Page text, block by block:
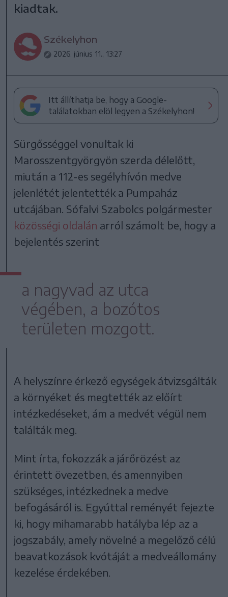
kiadtak.
Székelyhon
2026. június 11., 13:27
Itt állíthatja be, hogy a Google-
találatokban elöl legyen a Székelyhon!
Sürgősséggel vonultak ki
Marosszentgyörgyön szerda délelőtt,
miután a 112-es segélyhívón medve
jelenlétét jelentették a Pumpaház
utcájában. Sófalvi Szabolcs polgármester
közösségi oldalán arról számolt be, hogy a
bejelentés szerint
a nagyvad az utca
végében, a bozótos
területen mozgott.
A helyszínre érkező egységek átvizsgálták
a környéket és megtették az előírt
intézkedéseket, ám a medvét végül nem
találták meg.
Mint írta, fokozzák a járőrözést az
érintett övezetben, és amennyiben
szükséges, intézkednek a medve
befogásáról is. Egyúttal reményét fejezte
ki, hogy mihamarabb hatályba lép az a
jogszabály, amely növelné a megelőző célú
beavatkozások kvótáját a medveállomány
kezelése érdekében.